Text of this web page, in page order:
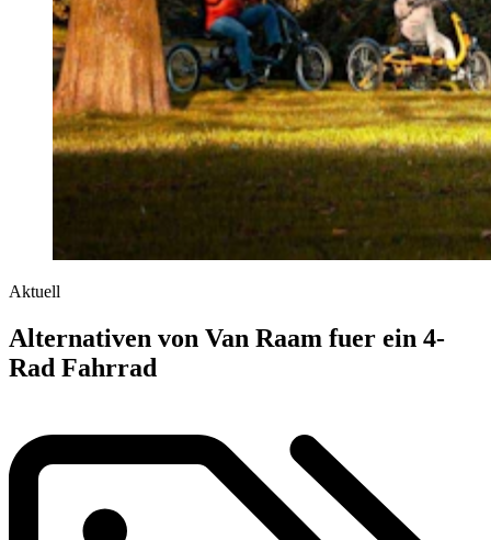
Aktuell
Alternativen von Van Raam fuer ein 4-
Rad Fahrrad